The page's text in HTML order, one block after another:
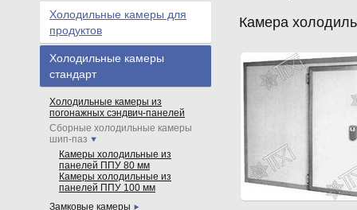
Камера
Холодильные камеры для
продуктов
Холодильные камеры
стандарт
Холодильные камеры из
погонажных сэндвич-панелей
Сборные холодильные камеры
шип-паз
Камеры холодильные из
панелей ППУ 80 мм
Камеры холодильные из
панелей ППУ 100 мм
Замковые камеры